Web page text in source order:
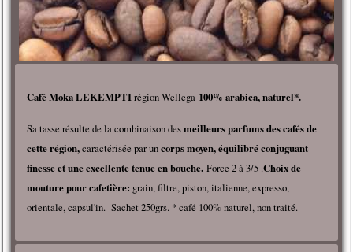
Café Moka LEKEMPTIrégion Wellega 100% arabica, naturel*.
Sa tasse résulte de la combinaison desmeilleurs parfums des cafés de
cette région,caractérisée par uncorps moyen, équilibré conjuguant
finesse et une excellente tenue en bouche.Force 2 à 3/5 .Choix de
mouture pour cafetière: grain, filtre, piston, italienne, expresso,
orientale, capsul'in. Sachet 250grs. * café 100% naturel, non traité.